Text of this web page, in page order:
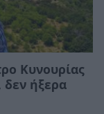
Κυνουρίας
δεν ήξερα